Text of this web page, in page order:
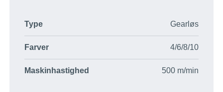
Type Gearløs
Farver 4/6/8/10
Maskinhastighed 500 m/min